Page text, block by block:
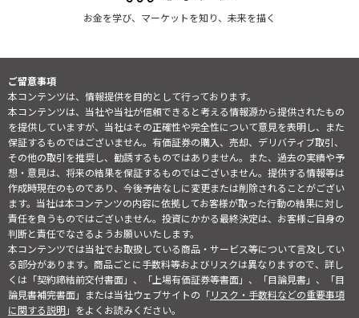
お金を学び、マーケットを知り、未来を描く
ご留意事項
本コンテンツは、情報提供を目的として行っております。
本コンテンツは、当社や当社が信頼できると考える情報源から提供されたもの
を提供していますが、当社はその正確性や完全性について意見を表明し、また
保証するものではございません。有価証券の購入、売却、デリバティブ取引、
その他の取引を推奨し、勧誘するものではありません。また、過去の実績や予
想・意見は、将来の結果を保証するものではございません。提供する情報等は
作成時現在のものであり、今後予告なしに変更または削除されることがござい
ます。当社は本コンテンツの内容に依拠してお客様が取った行動の結果に対し
責任を負うものではございません。投資にかかる最終決定は、お客様ご自身の
判断と責任でなさるようお願いいたします。
本コンテンツでは当社でお取扱している商品・サービス等について言及してい
る部分があります。商品ごとに手数料等およびリスクは異なりますので、詳し
くは「契約締結前交付書面」、「上場有価証券等書面」、「目論見書」、「目
論見書補完書面」または当社ウェブサイトの「リスク・手数料などの重要事項
に関する説明」をよくお読みください。